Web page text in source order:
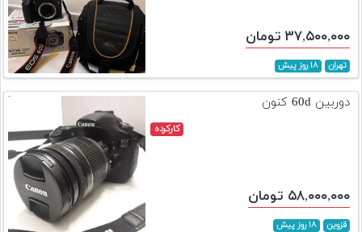
۳۷,۵۰۰,۰۰۰ تومان
تهران ۱۸ روز پیش
دوربین 60d کنون
کارکرده
۵۸,۰۰۰,۰۰۰ تومان
قزوین ۱۸ روز پیش